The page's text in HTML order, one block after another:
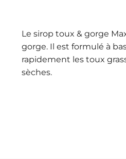
Le sirop toux & gorge
gorge. Il est formulé à
rapidement les toux
sèches.